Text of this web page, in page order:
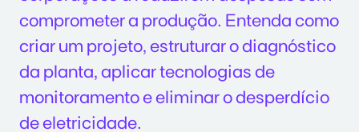
comprometer a produção. Entenda como
criar um projeto, estruturar o diagnóstico
da planta, aplicar tecnologias de
monitoramento e eliminar o desperdício
de eletricidade.